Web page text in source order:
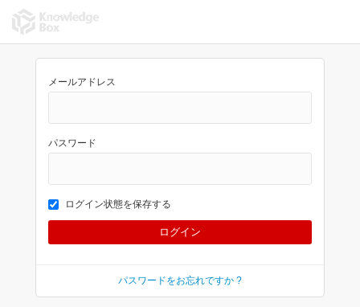
メールアドレス
パスワード
ログイン状態を保存する
パスワードをお忘れですか ?